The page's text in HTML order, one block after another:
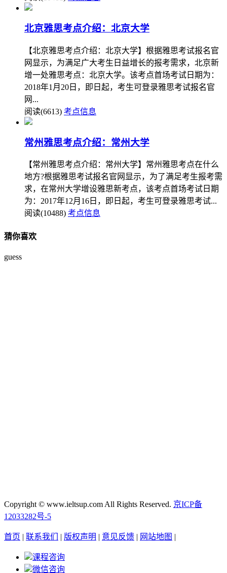
北京雅思考点介绍：北京大学
【北京雅思考点介绍：北京大学】根据雅思考试报名官
网显示，为满足广大考生日益增长的报考需求，北京新
增一处雅思考点：北京大学。该考点首场考试日期为：
2018年1月20日，即日起，考生可登录雅思考试报名官
网...
阅读(6613) 考点信息
常州雅思考点介绍：常州大学
【常州雅思考点介绍：常州大学】常州雅思考点在什么
地方?根据雅思考试报名官网显示，为了满足考生报考需
求，在常州大学增设雅思新考点，该考点首场考试日期
为：2017年12月16日，即日起，考生可登录雅思考试...
阅读(10488) 考点信息
猜你喜欢
guess
Copyright © www.ieltsup.com All Rights Reserved. 京ICP备
12033282号-5
首页 | 联系我们 | 版权声明 | 意见反馈 | 网站地图 |
课程咨询
微信咨询